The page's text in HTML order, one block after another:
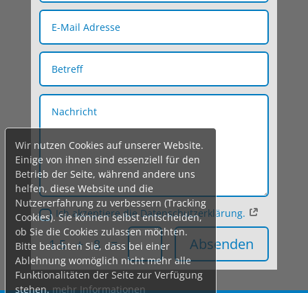
Wir nutzen Cookies auf unserer Website.
Einige von ihnen sind essenziell für den
Betrieb der Seite, während andere uns
helfen, diese Website und die
Nutzererfahrung zu verbessern (Tracking
Cookies). Sie können selbst entscheiden,
ob Sie die Cookies zulassen möchten.
Bitte beachten Sie, dass bei einer
Ablehnung womöglich nicht mehr alle
Funktionalitäten der Seite zur Verfügung
stehen.mehr Informationen
Ich akzeptiere die Datenschutzerklärung.
15 + 8 = Absenden